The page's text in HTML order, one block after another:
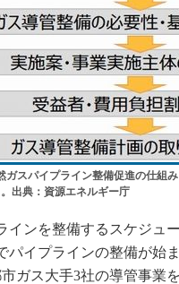
スパイプライン整備促進の仕組
出典：資源エネルギー庁
ンを整備するスケジュ
パイプラインの整備が始
ガス大手3社の導管事業